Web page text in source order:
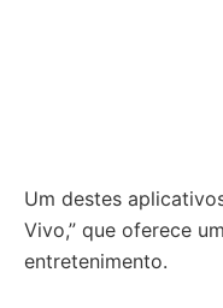
Um destes
Vivo,” que oferece
entretenimento.